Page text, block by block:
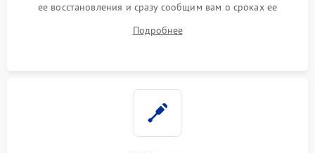
ее восстановления и сразу сообщим вам о сроках ее
Подробнее